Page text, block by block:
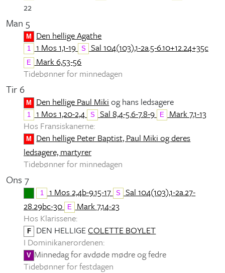
22
Man 5
M Den hellige Agathe
1 1 Mos 1,1-19 S Sal 104(103),1-2a.5-6.10+12.24+35c
E
Mark 6,53-56
Tidebønner for minnedagen
Tir 6
M Den hellige Paul Miki og hans ledsagere
1 1 Mos 1,20-2,4 S Sal 8,4-5.6-7.8-9 E
Mark 7,1-13
Hos Fransiskanerne:
M
Den hellige Peter Baptist, Paul Miki og deres
ledsagere, martyrer
Tidebønner for minnedagen
Ons 7
1 1 Mos 2,4b-9.15-17 S
Sal 104(103),1-2a.27-
28.29bc-30
E
Mark 7,14-23
Hos Klarissene:
F DEN HELLIGECOLETTE BOYLET
I Dominikanerordenen:
V Minnedag for avdøde mødre og fedre
Tidebønner for festdagen